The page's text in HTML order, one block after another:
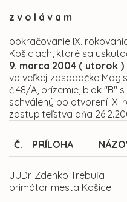
z v o l á v a m
pokračovanie IX.
Košiciach, ktoré sa
9. marca 2004 ( utorok )
vo veľkej zasadačke
č.48/A, prízemie, blok "B"
schválený po otvorení IX.
zastupiteľstva dňa
Č. PRÍLOHA
JUDr. Zdenko Trebuľa
primátor mesta Košice